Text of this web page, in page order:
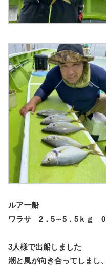
ルアー船
ワラサ 2．5～5．5ｋｇ 0
3人様で出船しました
潮と風が向き合ってしまし